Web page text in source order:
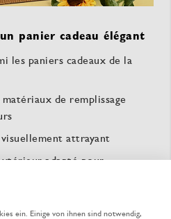
panier cadeau élégant
les paniers cadeaux de la
de remplissage
attrayant
adapté pour
ein. Einige von ihnen sind notwendig,